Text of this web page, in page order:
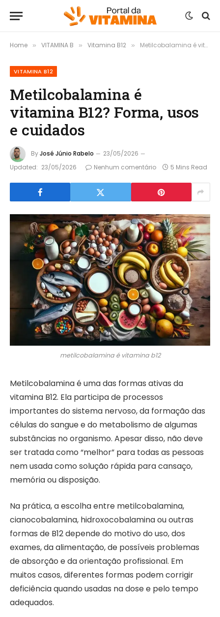
Home » VITAMINA B » Vitamina B12 » Metilcobalamina é vitamina B12? Forma, usos e cuidados
VITAMINA B12
Metilcobalamina é
vitamina B12? Forma, usos
e cuidados
ByJosé Júnio Rabelo
23/05/2026
Updated: 23/05/2026 Nenhum comentário 5 Mins Read
metilcobalamina é vitamina b12
Metilcobalamina é uma das formas ativas da
vitamina B12. Ela participa de processos
importantes do sistema nervoso, da formação das
células do sangue e do metabolismo de algumas
substâncias no organismo. Apesar disso, não deve
ser tratada como “melhor” para todas as pessoas
nem usada como solução rápida para cansaço,
memória ou disposição.
Na prática, a escolha entre metilcobalamina,
cianocobalamina, hidroxocobalamina ou outras
formas de B12 depende do motivo do uso, dos
exames, da alimentação, de possíveis problemas
de absorção e da orientação profissional. Em
muitos casos, diferentes formas podem corrigir
deficiência quando usadas na dose e pelo tempo
adequados.